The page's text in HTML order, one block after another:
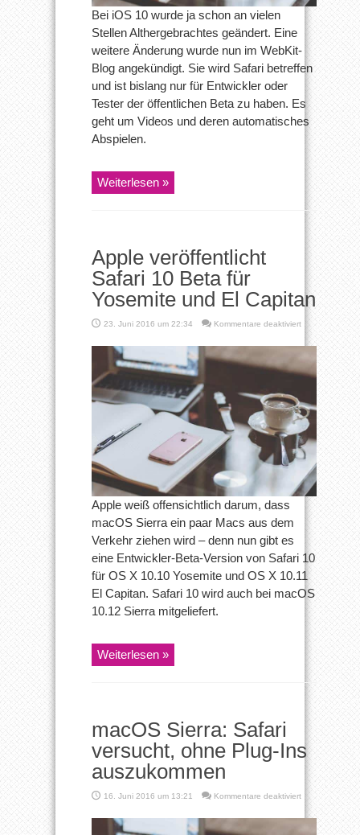
Bei iOS 10 wurde ja schon an vielen
Stellen Althergebrachtes geändert. Eine
weitere Änderung wurde nun im WebKit-
Blog angekündigt. Sie wird Safari betreffen
und ist bislang nur für Entwickler oder
Tester der öffentlichen Beta zu haben. Es
geht um Videos und deren automatisches
Abspielen.
Weiterlesen »
Apple veröffentlicht
Safari 10 Beta für
Yosemite und El Capitan
23. Juni 2016 um 22:34 Kommentare deaktiviertfür
Apple
veröffentlicht
Safari
10
Yosemite
und
El
Capitan
Apple weiß offensichtlich darum, dass
macOS Sierra ein paar Macs aus dem
Verkehr ziehen wird – denn nun gibt es
eine Entwickler-Beta-Version von Safari 10
für OS X 10.10 Yosemite und OS X 10.11
El Capitan. Safari 10 wird auch bei macOS
10.12 Sierra mitgeliefert.
Weiterlesen »
macOS Sierra: Safari
versucht, ohne Plug-Ins
auszukommen
16. Juni 2016 um 13:21 Kommentare deaktiviertfür
macOS
Sierra:
Safari